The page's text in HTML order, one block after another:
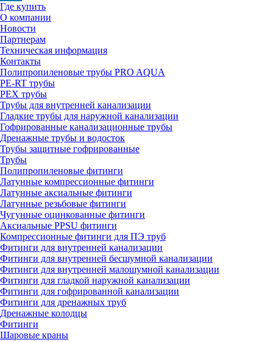
Где купить
О компании
Новости
Партнерам
Техническая информация
Контакты
Полипропиленовые трубы PRO AQUA
PE-RT трубы
PEX трубы
Трубы для внутренней канализации
Гладкие трубы для наружной канализации
Гофрированные канализационные трубы
Дренажные трубы и водосток
Трубы защитные гофрированные
Трубы
Полипропиленовые фитинги
Латунные компрессионные фитинги
Латунные аксиальные фитинги
Латунные резьбовые фитинги
Чугунные оцинкованные фитинги
Аксиальные PPSU фитинги
Компрессионные фитинги для ПЭ труб
Фитинги для внутренней канализации
Фитинги для внутренней бесшумной канализации
Фитинги для внутренней малошумной канализации
Фитинги для гладкой наружной канализации
Фитинги для гофрированной канализации
Фитинги для дренажных труб
Дренажные колодцы
Фитинги
Шаровые краны